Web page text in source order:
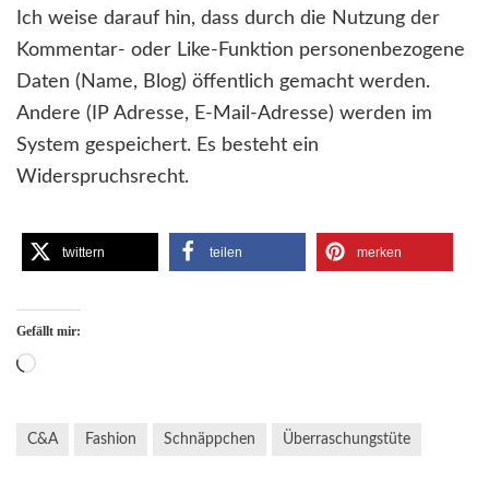
Ich weise darauf hin, dass durch die Nutzung der
Kommentar- oder Like-Funktion personenbezogene
Daten (Name, Blog) öffentlich gemacht werden.
Andere (IP Adresse, E-Mail-Adresse) werden im
System gespeichert. Es besteht ein
Widerspruchsrecht.
twittern teilen merken
Gefällt mir:
Wird
C&A Fashion Schnäppchen Überraschungstüte